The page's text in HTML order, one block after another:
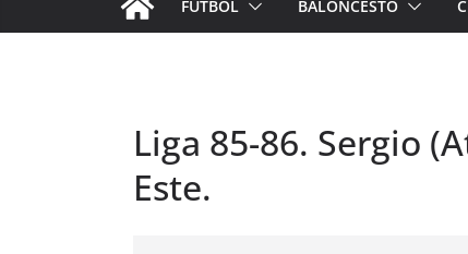
FÚTBOL BALONCESTO
Liga 85-86. Sergio
Este.